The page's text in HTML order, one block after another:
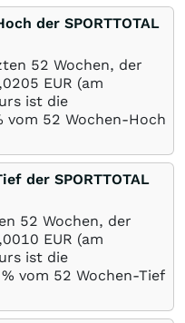
der SPORTTOTAL
52 Wochen, der
EUR (am
ist die
vom 52 Wochen-Hoch
der SPORTTOTAL
52 Wochen, der
EUR (am
ist die
% vom 52 Wochen-Tief